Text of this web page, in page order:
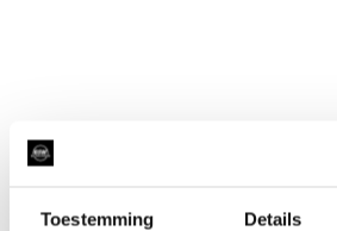
Toestemming Details